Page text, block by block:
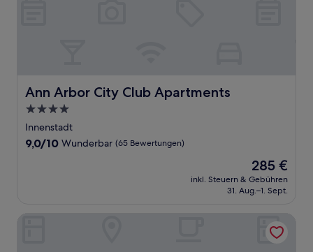
Ann Arbor City Club Apartments
Ann Arbor City Club Apartments
4.0-
Sterne-
Unterkunft
Innenstadt
9.0
9,0/10 Wunderbar (65 Bewertungen)
Der
Preis
beträgt
285 €
inkl. Steuern & Gebühren
31. Aug.–1. Sept.